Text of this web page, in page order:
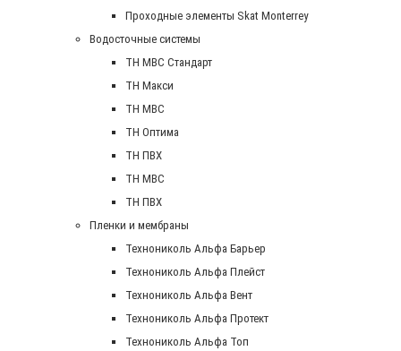
Проходные элементы Skat Monterrey
Водосточные системы
TH MBC Стандарт
TH Макси
TH МВС
TH Оптима
TH ПВХ
ТН МВС
ТН ПВХ
Пленки и мембраны
Технониколь Альфа Барьер
Технониколь Альфа Плейст
Технониколь Альфа Вент
Технониколь Альфа Протект
Технониколь Альфа Топ